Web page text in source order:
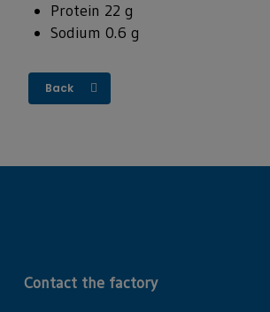
Protein 22 g
Sodium 0.6 g
Back
Contact the factory